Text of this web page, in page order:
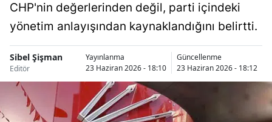
Aydın
Bingöl
Bitlis
CHP'nin değerlerinden değil, parti içindeki
yönetim anlayışından kaynaklandığını belirtti.
Sibel Şişman
Editör
Yayınlanma
23 Haziran 2026 - 18:10
Güncellenme
23 Haziran 2026 - 18:12